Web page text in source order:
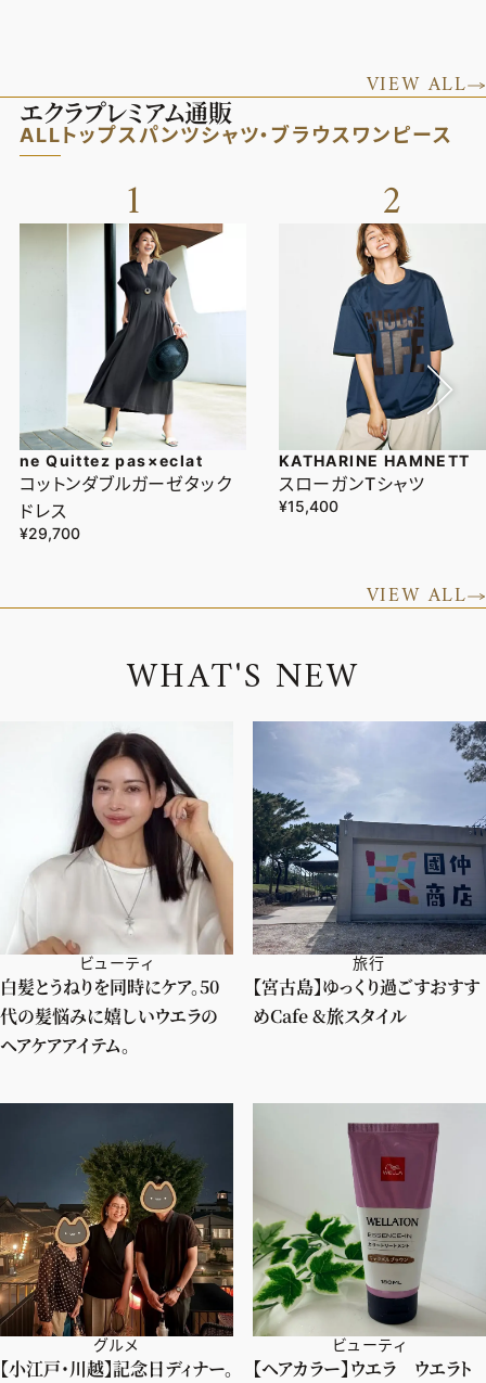
VIEW ALL
エクラプレミアム通販
ALLトップスパンツシャツ・ブラウスワンピース
1
ne Quittez pas×eclat
コットンダブルガーゼタック
ドレス
¥29,700
2
KATHARINE HAMNETT
スローガンTシャツ
¥15,400
VIEW ALL
WHAT'S NEW
ビューティ
白髪とうねりを同時にケア。50
代の髪悩みに嬉しいウエラの
ヘアケアアイテム。
旅行
【宮古島】ゆっくり過ごすおすす
めCafe &旅スタイル
グルメ
【小江戸・川越】記念日ディナー。
ビューティ
【ヘアカラー】ウエラ ウエラト